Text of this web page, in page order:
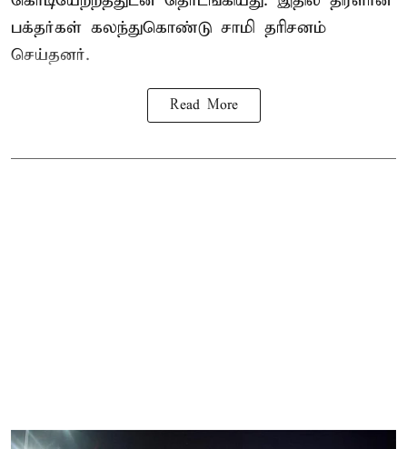
பக்தர்கள் கலந்துகொண்டு சாமி தரிசனம்
செய்தனர்.
Read More